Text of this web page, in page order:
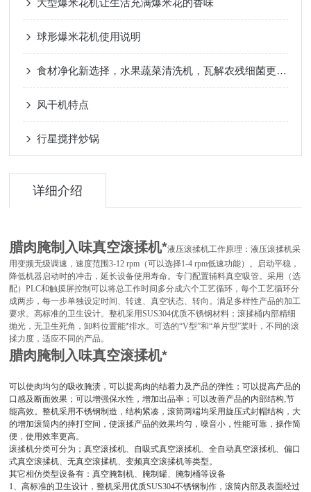
大型爆米花机让生活充满爆米花的香味
球形爆米花机使用说明
食材净化新选择，水果蔬菜清洗机，瓦解农残细菌更che底
风干机特点
行星搅拌炒锅
详细介绍
腊肉腌制入味真空滚揉机*液压滚揉机工作原理：液压滚揉机采
用变频无级调速，速度范围3-12 rpm （可以选择1-4 rpm低速功能）。启动平稳，
降低机器启动时的冲击，延长设备使用寿命。专门配置辅料真空吸管。采用（选
配）PLC和触摸屏控制可以将总工作时间多分成六个工艺循环，每个工艺循环分
成两步，每一步单独设定时间、转速、真空状态、转向。满足多样性产品的加工
要求。高标准的卫生设计。整机采用SUS304优质不锈钢材料；滚揉桶内部精细
抛光，无卫生死角，卸料位置能*排水。可选的“V型”和“单片型”桨叶，不同的滚
揉力度，适应不同的产品。
腊肉腌制入味真空滚揉机*
可以使肉均匀的吸收腌渍，可以提高肉的结着力及产品的弹性；可以提高产品的
口感及断面效果；可以增强保水性，增加出品率；可以改善产品的内部结构,节
能高效。整机采用不锈钢制造，结构紧凑，滚筒两端均采用旋压式封帽结构，大
的增加滚筒内的摔打空间，使滚揉产品的效果均匀，噪音小，性能可靠，操作简
便，使用效率更高。
滚揉机分类可分为；真空滚揉机、自吸式真空滚揉机、全自动真空滚揉机、偏口
式真空滚揉机、无真空滚揉机、变频真空滚揉机等类型。
其它相仿类型设备有：真空腌制机、腌制罐、腌制桶等设备
1、高标准的卫生设计，整机采用优质SUS304不锈钢制作，滚筒内部及表面经过